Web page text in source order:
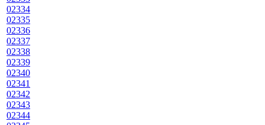
02334
02335
02336
02337
02338
02339
02340
02341
02342
02343
02344